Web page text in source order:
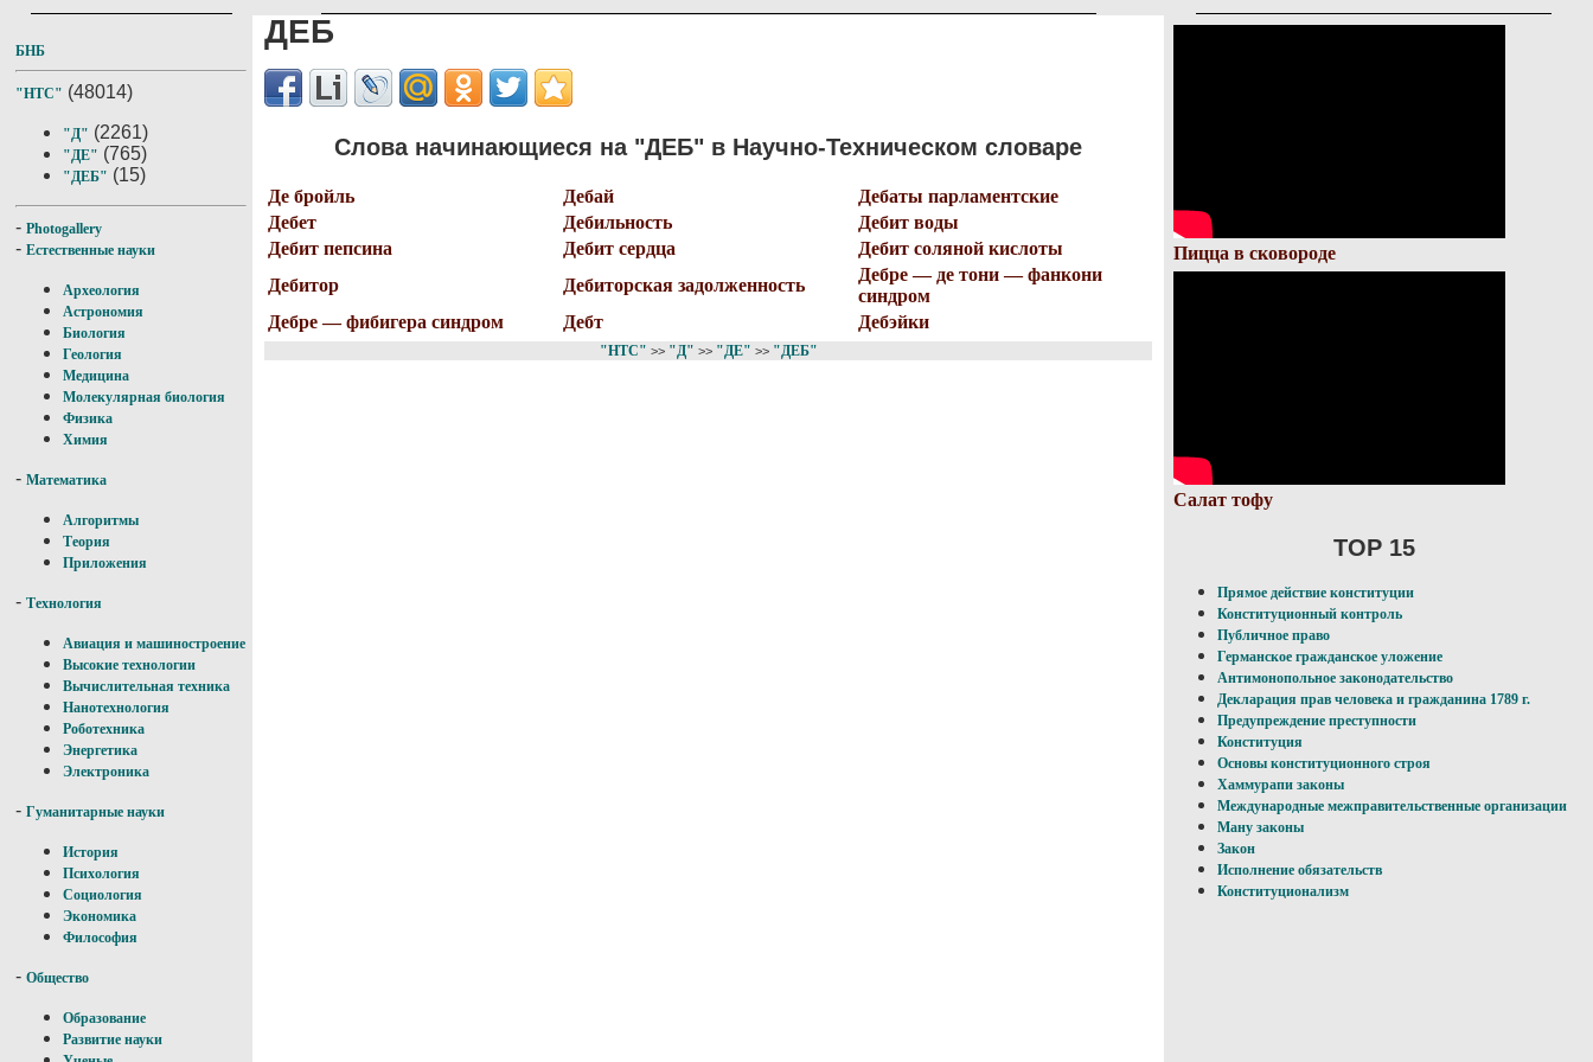
БНБ
"НТС" (48014)
"Д" (2261)
"ДЕ" (765)
"ДЕБ" (15)
- Photogallery
- Естественные науки
Археология
Астрономия
Биология
Геология
Медицина
Молекулярная биология
Физика
Химия
- Математика
Алгоритмы
Теория
Приложения
- Технология
Авиация и машиностроение
Высокие технологии
Вычислительная техника
Нанотехнология
Роботехника
Энергетика
Электроника
- Гуманитарные науки
История
Психология
Социология
Экономика
Философия
- Общество
Образование
Развитие науки
ДЕБ
Слова начинающиеся на "ДЕБ" в Научно-Техническом словаре
Де бройль Дебай
Дебаты парламентские
Дебет
Дебильность
Дебит воды
Дебит пепсина
Дебит сердца
Дебит соляной кислоты
Дебитор
Дебиторская задолженность
Дебре — де тони — фанкони
синдром
Дебре — фибигера синдром
Дебт Дебэйки
"НТС" >> "Д" >> "ДЕ" >> "ДЕБ"
Пицца в сковороде
Салат тофу
TOP 15
Прямое действие конституции
Конституционный контроль
Публичное право
Германское гражданское уложение
Антимонопольное законодательство
Декларация прав человека и гражданина 1789 г.
Предупреждение преступности
Конституция
Основы конституционного строя
Хаммурапи законы
Международные межправительственные организации
Ману законы
Закон
Исполнение обязательств
Конституционализм